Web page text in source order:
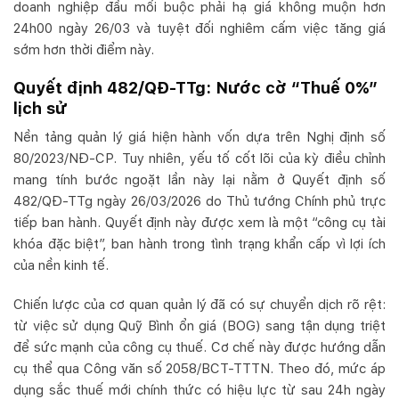
doanh nghiệp đầu mối buộc phải hạ giá không muộn hơn
24h00 ngày 26/03 và tuyệt đối nghiêm cấm việc tăng giá
sớm hơn thời điểm này.
Quyết định 482/QĐ-TTg: Nước cờ “Thuế 0%”
lịch sử
Nền tảng quản lý giá hiện hành vốn dựa trên Nghị định số
80/2023/NĐ-CP. Tuy nhiên, yếu tố cốt lõi của kỳ điều chỉnh
mang tính bước ngoặt lần này lại nằm ở Quyết định số
482/QĐ-TTg ngày 26/03/2026 do Thủ tướng Chính phủ trực
tiếp ban hành. Quyết định này được xem là một “công cụ tài
khóa đặc biệt”, ban hành trong tình trạng khẩn cấp vì lợi ích
của nền kinh tế.
Chiến lược của cơ quan quản lý đã có sự chuyển dịch rõ rệt:
từ việc sử dụng Quỹ Bình ổn giá (BOG) sang tận dụng triệt
để sức mạnh của công cụ thuế. Cơ chế này được hướng dẫn
cụ thể qua Công văn số 2058/BCT-TTTN. Theo đó, mức áp
dụng sắc thuế mới chính thức có hiệu lực từ sau 24h ngày